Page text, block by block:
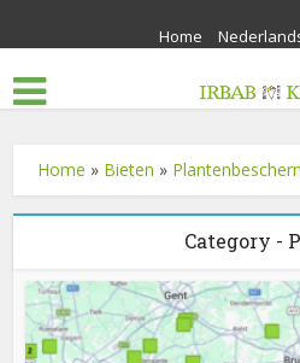
Home
Home » Bieten »
Category -